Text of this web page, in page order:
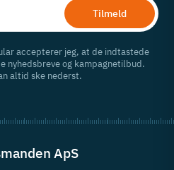
Tilmeld
accepterer jeg, at de indtastede
nyhedsbreve og kampagnetilbud.
altid ske nederst.
ApS